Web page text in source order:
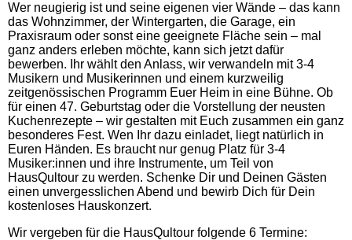
Wer neugierig ist und seine eigenen vier Wände – das kann
das Wohnzimmer, der Wintergarten, die Garage, ein
Praxisraum oder sonst eine geeignete Fläche sein – mal
ganz anders erleben möchte, kann sich jetzt dafür
bewerben. Ihr wählt den Anlass, wir verwandeln mit 3-4
Musikern und Musikerinnen und einem kurzweilig
zeitgenössischen Programm Euer Heim in eine Bühne. Ob
für einen 47. Geburtstag oder die Vorstellung der neusten
Kuchenrezepte – wir gestalten mit Euch zusammen ein ganz
besonderes Fest. Wen Ihr dazu einladet, liegt natürlich in
Euren Händen. Es braucht nur genug Platz für 3-4
Musiker:innen und ihre Instrumente, um Teil von
HausQultour zu werden. Schenke Dir und Deinen Gästen
einen unvergesslichen Abend und bewirb Dich für Dein
kostenloses Hauskonzert.
Wir vergeben für die HausQultour folgende 6 Termine: